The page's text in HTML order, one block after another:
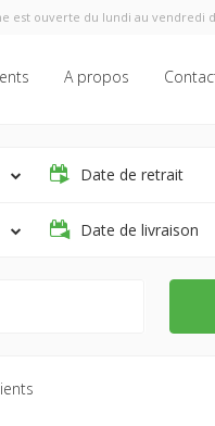
est ouverte du lundi au vendredi
A propos
Date de retrait
Date de livraison